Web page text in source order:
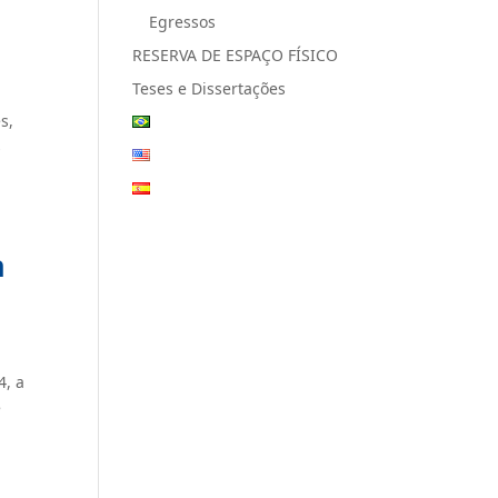
a
Egressos
RESERVA DE ESPAÇO FÍSICO
Teses e Dissertações